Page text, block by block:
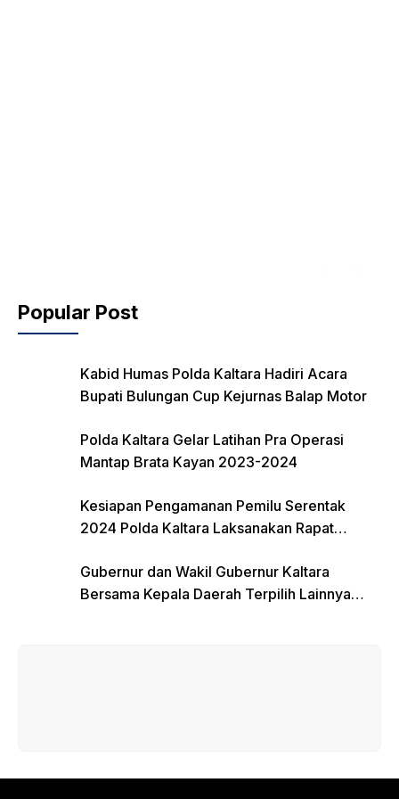
Popular Post
Kabid Humas Polda Kaltara Hadiri Acara
Bupati Bulungan Cup Kejurnas Balap Motor
Polda Kaltara Gelar Latihan Pra Operasi
Mantap Brata Kayan 2023-2024
Kesiapan Pengamanan Pemilu Serentak
2024 Polda Kaltara Laksanakan Rapat
Gubernur dan Wakil Gubernur Kaltara
Bersama Kepala Daerah Terpilih Lainnya